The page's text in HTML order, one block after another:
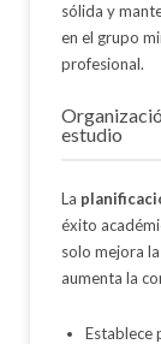
sólida y
en el grupo
profesional.
estudio
La
éxito
solo mejora
aumenta la
Establece